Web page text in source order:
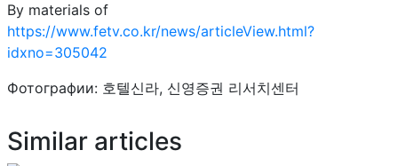
By materials of
https://www.fetv.co.kr/news/articleView.html?
idxno=305042
Фотографии: 호텔신라, 신영증권 리서치센터
Similar articles